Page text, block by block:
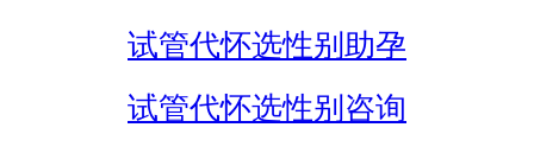
试管代怀选性别助孕
试管代怀选性别咨询